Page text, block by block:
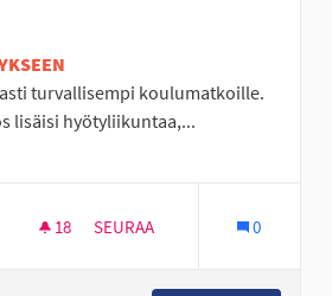
turvallisempi koulumatkoille.
lisäisi hyötyliikuntaa,...
mukaan: Itäinen Seinäjoki
18 18 SEURAAJAA
SEURAA 0